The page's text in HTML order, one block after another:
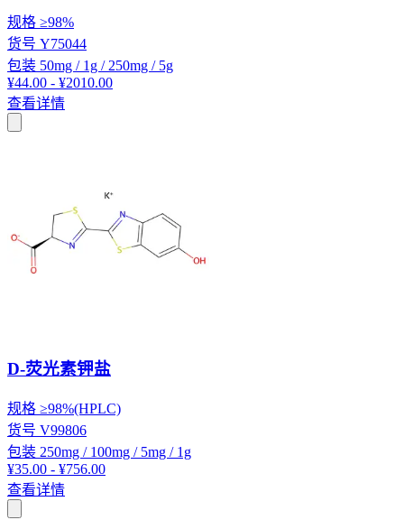
规格 ≥98%
货号 Y75044
包装 50mg / 1g / 250mg / 5g
¥44.00 - ¥2010.00
查看详情
D-荧光素钾盐
规格 ≥98%(HPLC)
货号 V99806
包装 250mg / 100mg / 5mg / 1g
¥35.00 - ¥756.00
查看详情